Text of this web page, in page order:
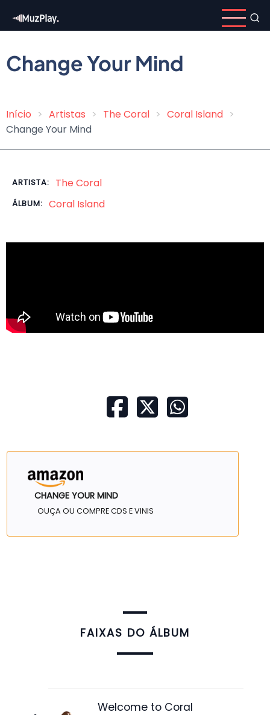
para
conteúdo
principal
Change Your Mind
Trilha
Início Artistas The Coral
Coral Island
Change Your Mind
ARTISTA: The Coral
ÁLBUM: Coral Island
CHANGE YOUR MIND
OUÇA OU COMPRE CDS E VINIS
FAIXAS DO ÁLBUM
Welcome to Coral